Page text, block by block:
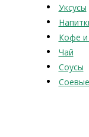
Уксусы
Кофе и
Чай
Соусы